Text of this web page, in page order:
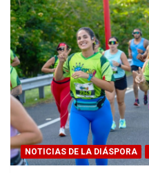
NOTICIAS DE LA DIÁSPORA